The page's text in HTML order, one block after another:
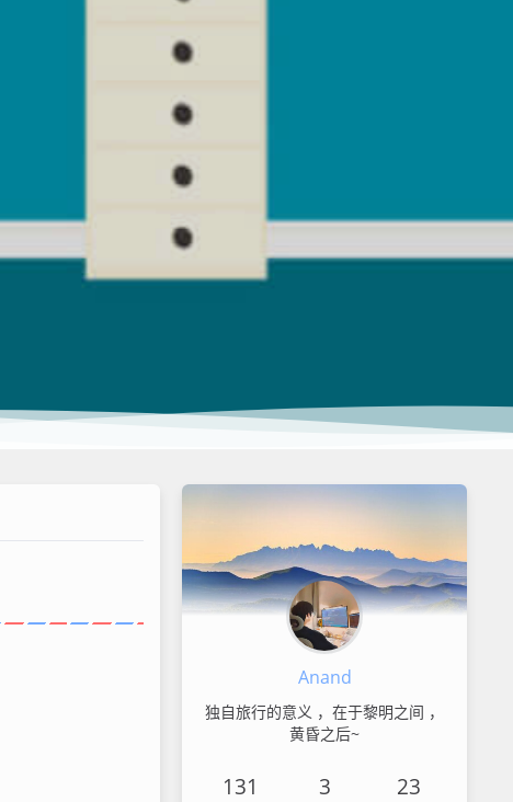
Anand
独自旅行的意义 ，在于黎明之间 ，
黄昏之后~
131 3 23